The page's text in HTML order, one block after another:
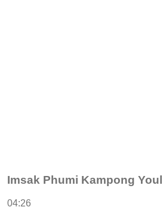
Imsak Phumi Kampong Youl
04:26